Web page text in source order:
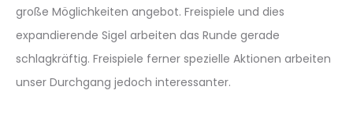
große Möglichkeiten angebot. Freispiele und dies
expandierende Sigel arbeiten das Runde gerade
schlagkräftig. Freispiele ferner spezielle Aktionen arbeiten
unser Durchgang jedoch interessanter.